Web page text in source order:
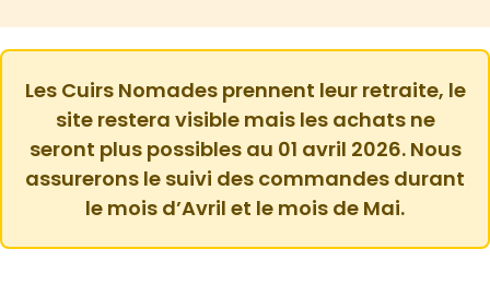
Les Cuirs Nomades prennent leur retraite, le
site restera visible mais les achats ne
seront plus possibles au 01 avril 2026. Nous
assurerons le suivi des commandes durant
le mois d’Avril et le mois de Mai.